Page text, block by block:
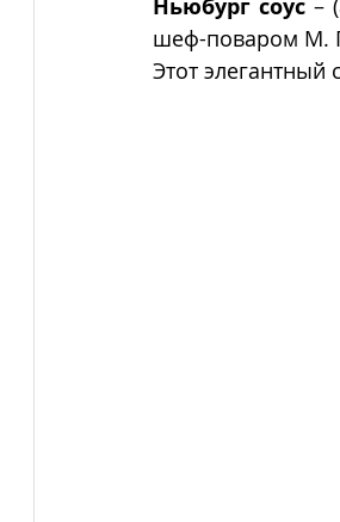
Ньюбург соус –
шеф-поваром М.